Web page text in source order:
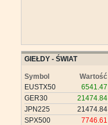
GIEŁDY - ŚWIAT
Symbol
Wartość
EUSTX50
6541.47
GER30
21474.84
JPN225
21474.84
SPX500
7746.61